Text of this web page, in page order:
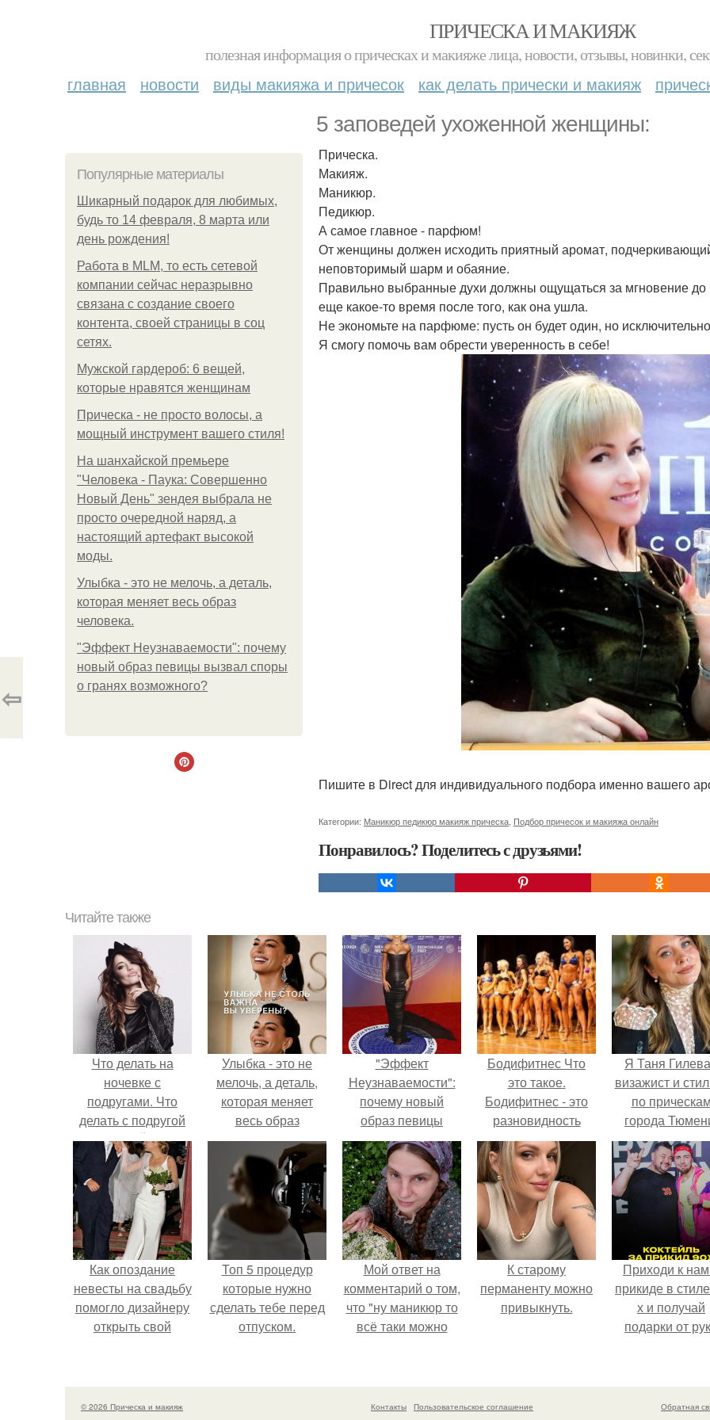
ПРИЧЕСКА И МАКИЯЖ
полезная информация о прическах и макияже лица, новости, отзывы, новинки,
главная новости виды макияжа и причесок как делать прически и макияж
5 заповедей ухоженной женщины:
Популярные материалы
Шикарный подарок для любимых,
будь то 14 февраля, 8 марта или
день рождения!
Работа в MLM, то есть сетевой
компании сейчас неразрывно
связана с создание своего
контента, своей страницы в соц
сетях.
Мужской гардероб: 6 вещей,
которые нравятся женщинам
Прическа - не просто волосы, а
мощный инструмент вашего стиля!
На шанхайской премьере
"Человека - Паука: Совершенно
Новый День" зендея выбрала не
просто очередной наряд, а
настоящий артефакт высокой
моды.
Улыбка - это не мелочь, а деталь,
которая меняет весь образ
человека.
"Эффект Неузнаваемости": почему
новый образ певицы вызвал споры
о гранях возможного?
Прическа.
Макияж.
Маникюр.
Педикюр.
А самое главное - парфюм!
От женщины должен исходить приятный аромат,
неповторимый шарм и обаяние.
Правильно выбранные духи должны ощущаться за мгновение
еще какое-то время после того, как она ушла.
Не экономьте на парфюме: пусть он будет один, но
Я смогу помочь вам обрести уверенность в себе!
Пишите в Direct для индивидуального подбора именно вашего
Категории: Маникюр педикюр макияж прическа Подбор причесок и макияжа онлайн
Понравилось? Поделитесь с друзьями!
⇦
Читайте также
Что делать на
ночевке с
подругами. Что
делать с подругой
на НОЧЁВКЕ
Улыбка - это не
мелочь, а деталь,
которая меняет
весь образ
человека.
"Эффект
Неузнаваемости":
почему новый
образ певицы
вызвал споры о
гранях
возможного?
Бодифитнес Что
это такое.
Бодифитнес - это
разновидность
фитнеса, где всё
внимание
уделяется
попорциональному
развитию тела.
Я Таня
визажист и
по
города
Как опоздание
невесты на свадьбу
помогло дизайнеру
открыть свой
Топ 5 процедур
которые нужно
сделать тебе перед
отпуском.
Мой ответ на
комментарий о том,
что "ну маникюр то
всё таки можно
К старому
перманенту можно
привыкнуть.
Приходи к
прикиде в
х и получай
подарки от
© 2026 Прическа и макияж Контакты
Пользовательское соглашение
Обратная